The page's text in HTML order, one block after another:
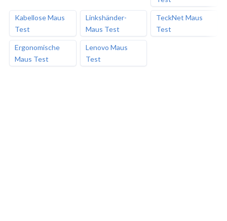
Kabellose Maus
Test
Ergonomische
Maus Test
Linkshänder-
Maus Test
Lenovo Maus
Test
TeckNet Maus
Test